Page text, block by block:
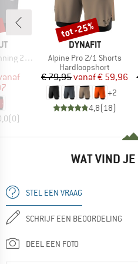
1 Shorts
prijs
(0)
MERK
DYNAFIT
Artikel
Alpine Pro 2/1 Shorts
Productgroep
Hardloopshort
Prijs
€ 79,95 Verlaagde
vanaf€ 59,96
+2
4,8(18)
Korting
tot -25%
WAT VIND
STEL EEN VRAAG
SCHRIJF EEN BEOORDELING
DEEL EEN FOTO